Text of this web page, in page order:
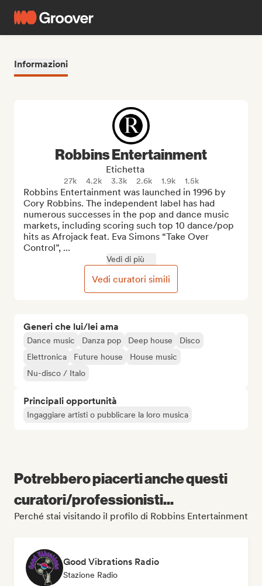
Informazioni
Generi che lui/lei ama
Dance music Danza pop Deep house
Disco
Elettronica
Future house
House music
Nu-disco / Italo
Principali opportunità
Ingaggiare artisti o pubblicare la loro musica
Robbins Entertainment
Etichetta
27k 4.2k 3.3k 2.6k 1.9k 1.5k
Robbins Entertainment was launched in 1996 by
Cory Robbins. The independent label has had
numerous successes in the pop and dance music
markets, including scoring such top 10 dance/pop
hits as Afrojack feat. Eva Simons “Take Over
Control”, ...
Vedi di più
Vedi curatori simili
Potrebbero piacerti anche questi
curatori/professionisti...
Perché stai visitando il profilo di Robbins Entertainment
Good Vibrations Radio
Stazione Radio